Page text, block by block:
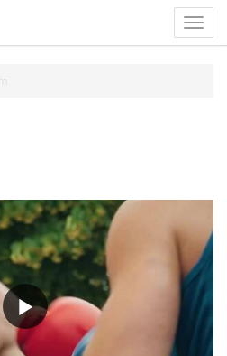
menu